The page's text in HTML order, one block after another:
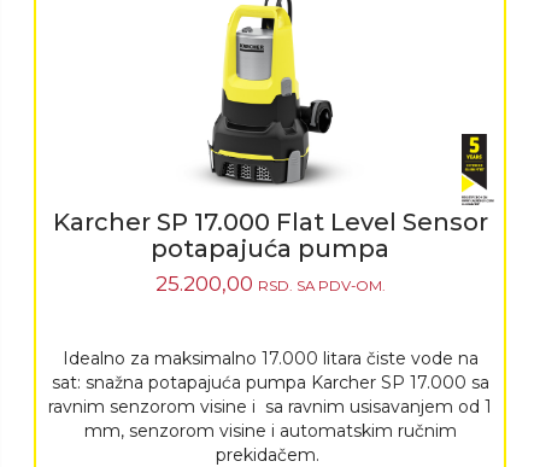
Karcher SP 17.000 Flat Level Sensor
potapajuća pumpa
25.200,00 RSD. SA PDV-OM.
Idealno za maksimalno 17.000 litara čiste vode na
sat: snažna potapajuća pumpa Karcher SP 17.000 sa
ravnim senzorom visine i sa ravnim usisavanjem od 1
mm, senzorom visine i automatskim ručnim
prekidačem.